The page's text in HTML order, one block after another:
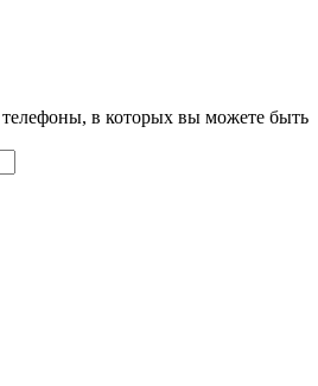
в которых вы можете быть